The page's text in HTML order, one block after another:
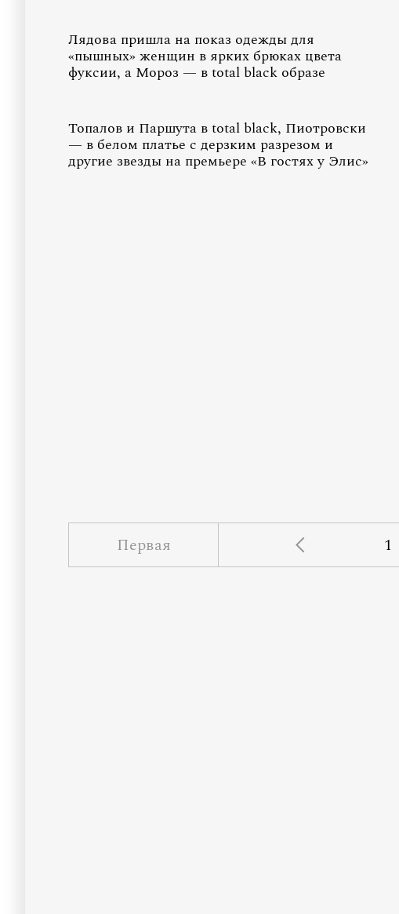
Лядова пришла на показ одежды для
«пышных» женщин в ярких брюках цвета
фуксии, а Мороз — в total black образе
Топалов и Паршута в total black, Пиотровски
— в белом платье с дерзким разрезом и
другие звезды на премьере «В гостях у Элис»
Первая 1